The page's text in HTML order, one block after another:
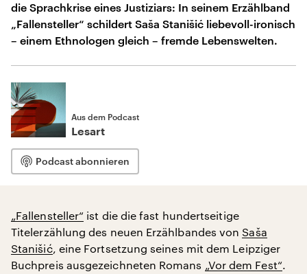
die Sprachkrise eines Justiziars: In seinem Erzählband
„Fallensteller“ schildert Saša Stanišić liebevoll-ironisch
– einem Ethnologen gleich – fremde Lebenswelten.
Aus dem Podcast
Lesart
Podcast abonnieren
„Fallensteller“ ist die die fast hundertseitige
Titelerzählung des neuen Erzählbandes von Saša
Stanišić, eine Fortsetzung seines mit dem Leipziger
Buchpreis ausgezeichneten Romans „Vor dem Fest“.